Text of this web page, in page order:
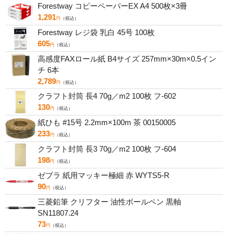
Forestway コピーペーパーEX A4 500枚×3冊
1,291円 （税込）
Forestway レジ袋 乳白 45号 100枚
605円 （税込）
高感度FAXロール紙 B4サイズ 257mm×30m×0.5イン
チ 6本
2,789円 （税込）
クラフト封筒 長4 70g／m2 100枚 フ-602
130円 （税込）
紙ひも #15号 2.2mm×100m 茶 00150005
233円 （税込）
クラフト封筒 長3 70g／m2 100枚 フ-604
198円 （税込）
ゼブラ 紙用マッキー極細 赤 WYTS5-R
90円 （税込）
三菱鉛筆 クリフター 油性ボールペン 黒軸
SN11807.24
73円 （税込）